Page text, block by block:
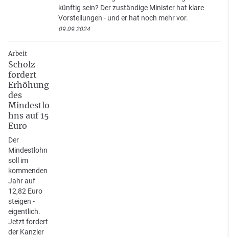
künftig sein? Der zuständige Minister hat klare
Vorstellungen - und er hat noch mehr vor.
09.09.2024
Arbeit
Scholz
fordert
Erhöhung
des
Mindestlo
hns auf 15
Euro
Der
Mindestlohn
soll im
kommenden
Jahr auf
12,82 Euro
steigen -
eigentlich.
Jetzt fordert
der Kanzler